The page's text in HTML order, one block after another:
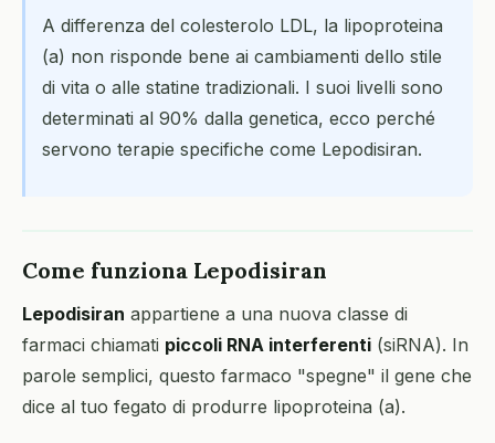
A differenza del colesterolo LDL, la lipoproteina
(a) non risponde bene ai cambiamenti dello stile
di vita o alle statine tradizionali. I suoi livelli sono
determinati al 90% dalla genetica, ecco perché
servono terapie specifiche come Lepodisiran.
Come funziona Lepodisiran
Lepodisiran appartiene a una nuova classe di
farmaci chiamati piccoli RNA interferenti (siRNA). In
parole semplici, questo farmaco "spegne" il gene che
dice al tuo fegato di produrre lipoproteina (a).